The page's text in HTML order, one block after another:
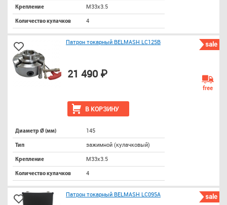
Крепление M33х3.5
Количество кулачков 4
sale
Патрон токарный BELMASH LC125B
В КОРЗИНУ
21 490 ₽
free
Диаметр Ø (мм) 145
Тип зажимной (кулачковый)
Крепление M33х3.5
Количество кулачков 4
sale
Патрон токарный BELMASH LC095A